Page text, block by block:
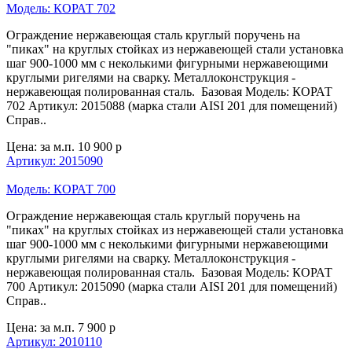
Модель: КОРАТ 702
Ограждение нержавеющая сталь круглый поручень на
"пиках" на круглых стойках из нержавеющей стали установка
шаг 900-1000 мм с неколькими фигурными нержавеющими
круглыми ригелями на сварку. Металлоконструкция -
нержавеющая полированная сталь. Базовая Модель: КОРАТ
702 Артикул: 2015088 (марка стали AISI 201 для помещений)
Справ..
Цена: за м.п. 10 900 р
Артикул: 2015090
Модель: КОРАТ 700
Ограждение нержавеющая сталь круглый поручень на
"пиках" на круглых стойках из нержавеющей стали установка
шаг 900-1000 мм с неколькими фигурными нержавеющими
круглыми ригелями на сварку. Металлоконструкция -
нержавеющая полированная сталь. Базовая Модель: КОРАТ
700 Артикул: 2015090 (марка стали AISI 201 для помещений)
Справ..
Цена: за м.п. 7 900 р
Артикул: 2010110